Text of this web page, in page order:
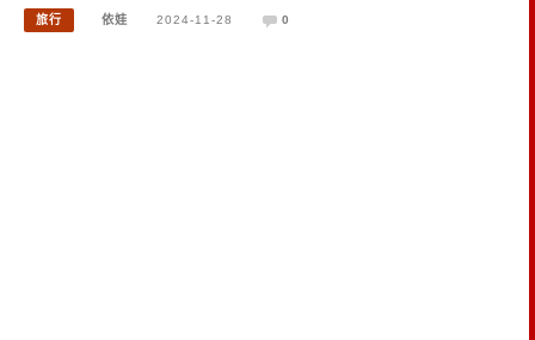
旅行 依娃 2024-11-28 0